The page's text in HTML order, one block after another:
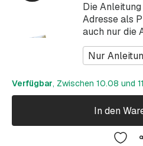
Die
Adresse als
auch nur die
Nur
Verfügbar, Zwischen 10.08 und
In den